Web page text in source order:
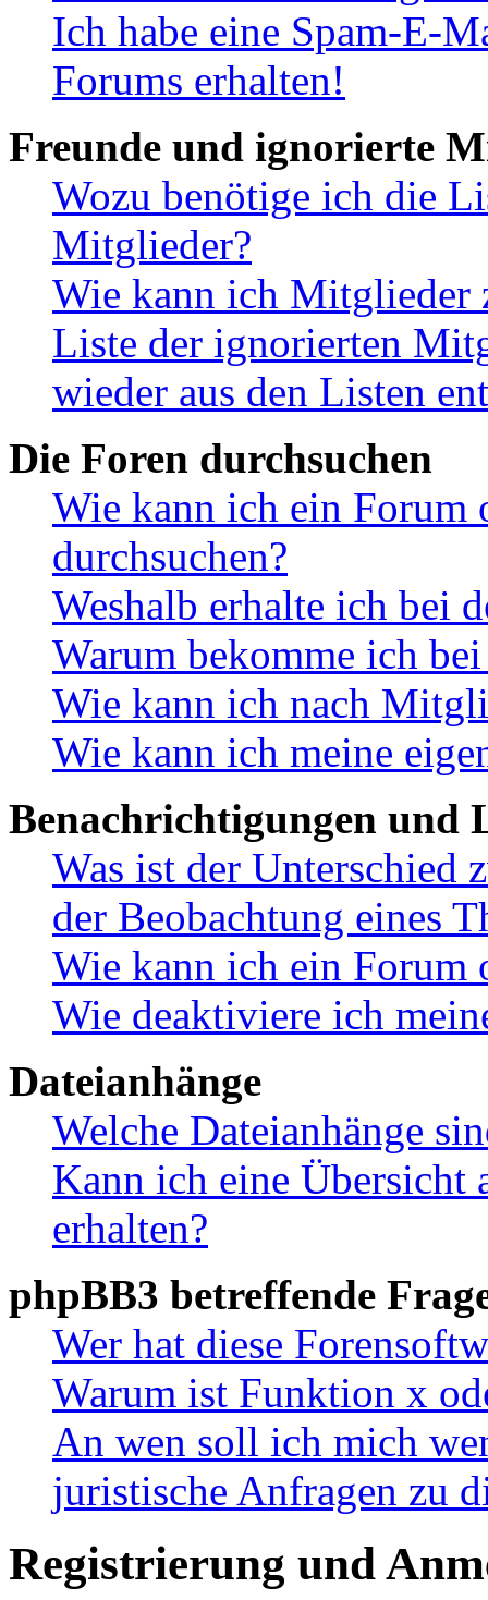
Ich habe eine Spam-E-
Forums erhalten!
Freunde und ignorierte
Wozu benötige ich die
Mitglieder?
Wie kann ich Mitglieder
Liste der ignorierten
wieder aus den Listen
Die Foren durchsuchen
Wie kann ich ein Forum
durchsuchen?
Weshalb erhalte ich bei
Warum bekomme ich
Wie kann ich nach
Wie kann ich meine
Benachrichtigungen und
Was ist der Unterschied
der Beobachtung eines
Wie kann ich ein Forum
Wie deaktiviere ich
Dateianhänge
Welche Dateianhänge
Kann ich eine Übersicht
erhalten?
phpBB3 betreffende
Wer hat diese
Warum ist Funktion x
An wen soll ich mich
juristische Anfragen zu
Registrierung und